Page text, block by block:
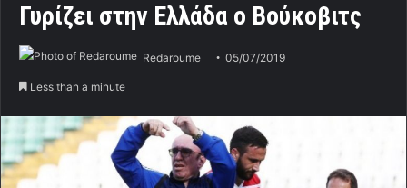
Γυρίζει στην Ελλάδα ο Βούκοβιτς
Redaroume 05/07/2019
Less than a minute